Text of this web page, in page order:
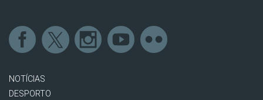
NOTÍCIAS
DESPORTO